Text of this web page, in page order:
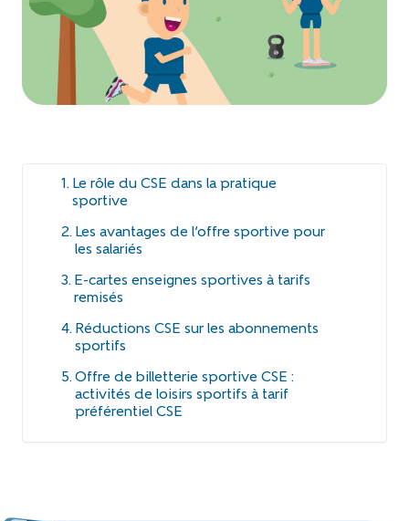
Le rôle du CSE dans la pratique
sportive
Les avantages de l’offre sportive pour
les salariés
E-cartes enseignes sportives à tarifs
remisés
Réductions CSE sur les abonnements
sportifs
Offre de billetterie sportive CSE :
activités de loisirs sportifs à tarif
préférentiel CSE